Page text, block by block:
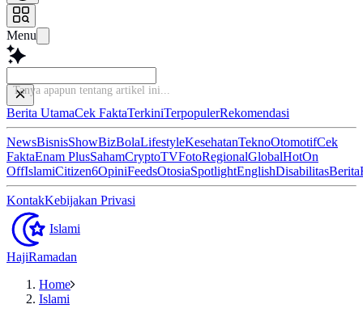
Menu
Tanya apapun tentang a
Berita UtamaCek FaktaTerkiniTerpopulerRekomendasi
NewsBisnisShowBizBolaLifestyleKesehatanTeknoOtomotifCek
FaktaEnam PlusSahamCryptoTVFotoRegionalGlobalHotOn
OffIslamiCitizen6OpiniFeedsOtosiaSpotlightEnglishDisabilitasBerita
KontakKebijakan Privasi
Islami
HajiRamadan
Home
Islami